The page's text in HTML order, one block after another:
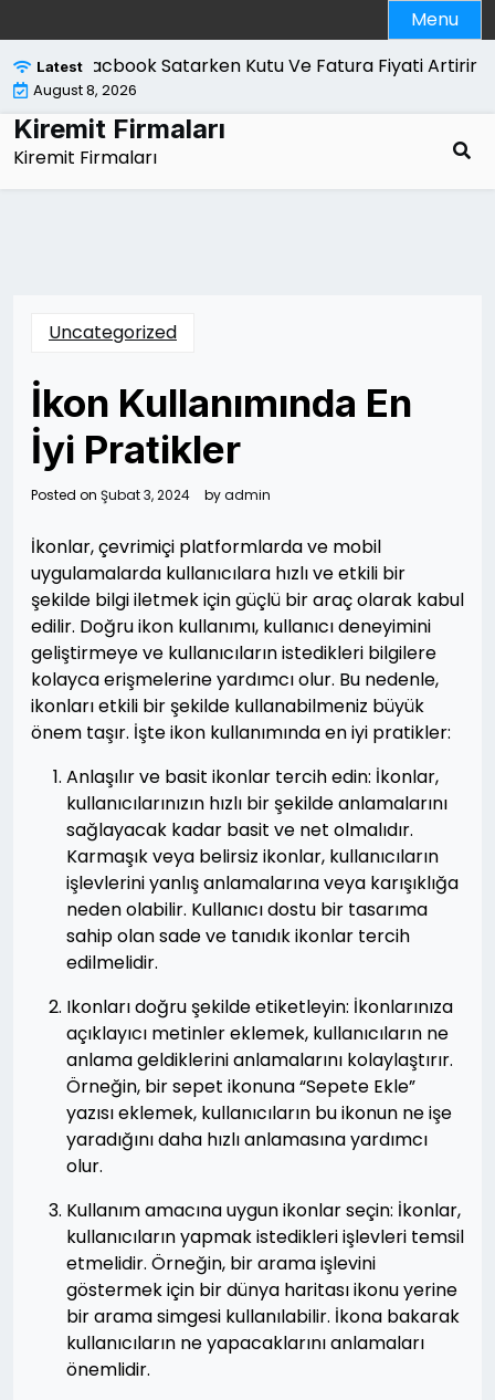
to
content
Menu
Latest
Macbook Satarken Kutu Ve Fatura Fiyati Artirir Mi |
August 8, 2026
Kiremit Firmaları
Kiremit Firmaları
Uncategorized
İkon Kullanımında En
İyi Pratikler
Posted on Şubat 3, 2024 byadmin
İkonlar, çevrimiçi platformlarda ve mobil
uygulamalarda kullanıcılara hızlı ve etkili bir
şekilde bilgi iletmek için güçlü bir araç olarak kabul
edilir. Doğru ikon kullanımı, kullanıcı deneyimini
geliştirmeye ve kullanıcıların istedikleri bilgilere
kolayca erişmelerine yardımcı olur. Bu nedenle,
ikonları etkili bir şekilde kullanabilmeniz büyük
önem taşır. İşte ikon kullanımında en iyi pratikler:
Anlaşılır ve basit ikonlar tercih edin: İkonlar,
kullanıcılarınızın hızlı bir şekilde anlamalarını
sağlayacak kadar basit ve net olmalıdır.
Karmaşık veya belirsiz ikonlar, kullanıcıların
işlevlerini yanlış anlamalarına veya karışıklığa
neden olabilir. Kullanıcı dostu bir tasarıma
sahip olan sade ve tanıdık ikonlar tercih
edilmelidir.
Ikonları doğru şekilde etiketleyin: İkonlarınıza
açıklayıcı metinler eklemek, kullanıcıların ne
anlama geldiklerini anlamalarını kolaylaştırır.
Örneğin, bir sepet ikonuna “Sepete Ekle”
yazısı eklemek, kullanıcıların bu ikonun ne işe
yaradığını daha hızlı anlamasına yardımcı
olur.
Kullanım amacına uygun ikonlar seçin: İkonlar,
kullanıcıların yapmak istedikleri işlevleri temsil
etmelidir. Örneğin, bir arama işlevini
göstermek için bir dünya haritası ikonu yerine
bir arama simgesi kullanılabilir. İkona bakarak
kullanıcıların ne yapacaklarını anlamaları
önemlidir.